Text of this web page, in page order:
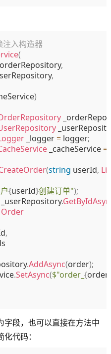
入构造器
(
,
,
)
_logger = logger;
_cacheService =
(string userId,
{userId}创建订单");
.
Order
,
.AddAsync(order);
.SetAsync($"order_ {order
字段，也可以直接在方法中
代码：